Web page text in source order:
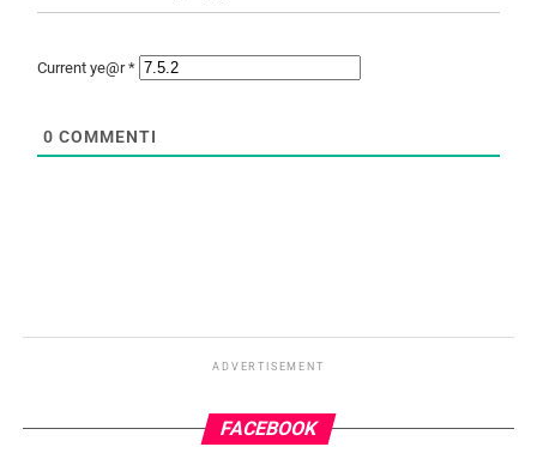
Current ye@r*
0 COMMENTI
ADVERTISEMENT
FACEBOOK